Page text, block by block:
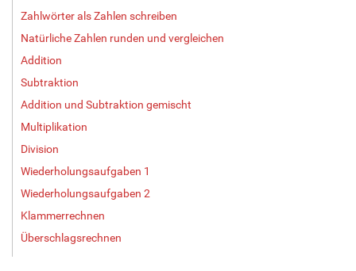
Zahlwörter als Zahlen schreiben
Natürliche Zahlen runden und vergleichen
Addition
Subtraktion
Addition und Subtraktion gemischt
Multiplikation
Division
Wiederholungsaufgaben 1
Wiederholungsaufgaben 2
Klammerrechnen
Überschlagsrechnen